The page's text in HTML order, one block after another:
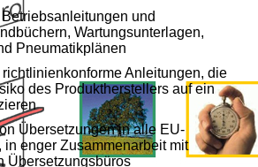
und
Wartungsunterlagen,
Pneumatikplänen
Anleitungen, die
des Produktherstellers auf ein
Übersetzungen in alle EU-
in enger Zusammenarbeit mit
Übersetzungsbüros